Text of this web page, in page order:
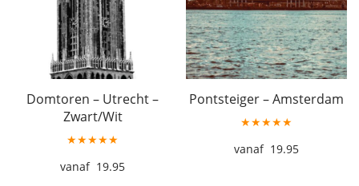
Domtoren – Utrecht –
Zwart/Wit
★★★★★
19.95
Pontsteiger – Amsterdam
★★★★★
19.95